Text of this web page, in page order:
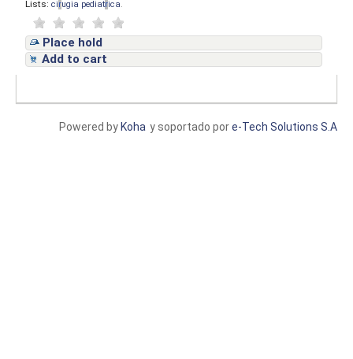
Lists: cirugia pediatrica
Place hold
Add to cart
y soportado pore-Tech Solutions S.A
Powered by Koha